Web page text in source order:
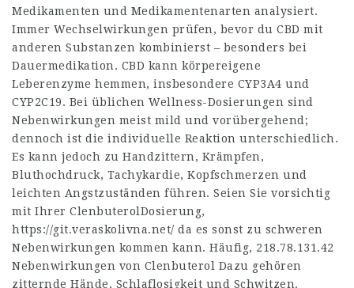
Medikamenten und Medikamentenarten analysiert.
Immer Wechselwirkungen prüfen, bevor du CBD mit
anderen Substanzen kombinierst – besonders bei
Dauermedikation. CBD kann körpereigene
Leberenzyme hemmen, insbesondere CYP3A4 und
CYP2C19. Bei üblichen Wellness-Dosierungen sind
Nebenwirkungen meist mild und vorübergehend;
dennoch ist die individuelle Reaktion unterschiedlich.
Es kann jedoch zu Handzittern, Krämpfen,
Bluthochdruck, Tachykardie, Kopfschmerzen und
leichten Angstzuständen führen. Seien Sie vorsichtig
mit Ihrer ClenbuterolDosierung,
https://git.veraskolivna.net/ da es sonst zu schweren
Nebenwirkungen kommen kann. Häufig, 218.78.131.42
Nebenwirkungen von Clenbuterol Dazu gehören
zitternde Hände, Schlaflosigkeit und Schwitzen.